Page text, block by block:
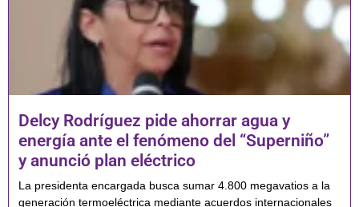
Delcy Rodríguez pide ahorrar agua y
energía ante el fenómeno del “Superniño”
y anunció plan eléctrico
La presidenta encargada busca sumar 4.800 megavatios a la
generación termoeléctrica mediante acuerdos internacionales